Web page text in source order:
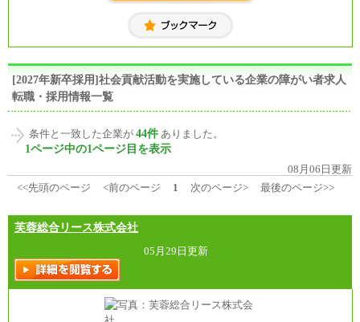
[2027年新卒採用]社会貢献活動を実施している企業の障がい者求人
転職・採用情報一覧
条件と一致した企業が 44件 ありました。
1ページ中の1ページ目を表示
08月06日更新
<<先頭のページ
<前のページ 1 次のページ> 最後のページ>>
芙蓉総合リース株式会社
05月29日更新